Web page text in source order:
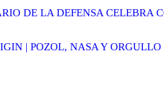
DE LA DEFENSA CELEBRA
| POZOL, NASA Y ORGULLO